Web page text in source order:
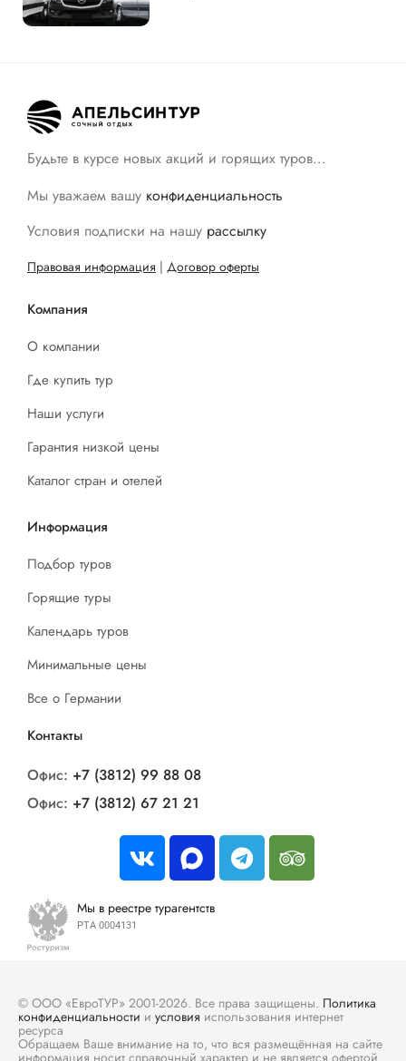
Будьте в курсе новых акций и горящих туров…
Мы уважаем вашу конфиденциальность
Условия подписки на нашу рассылку
Правовая информация | Договор оферты
Компания
О компании
Где купить тур
Наши услуги
Гарантия низкой цены
Каталог стран и отелей
Информация
Подбор туров
Горящие туры
Календарь туров
Минимальные цены
Все о Германии
Контакты
Офис: +7 (3812) 99 88 08
Офис: +7 (3812) 67 21 21
Мы в реестре турагентств
РТА 0004131
© ООО «ЕвроТУР» 2001-2026. Все права защищены. Политика
конфиденциальности и условия использования интернет
ресурса
Обращаем Ваше внимание на то, что вся размещённая на сайте